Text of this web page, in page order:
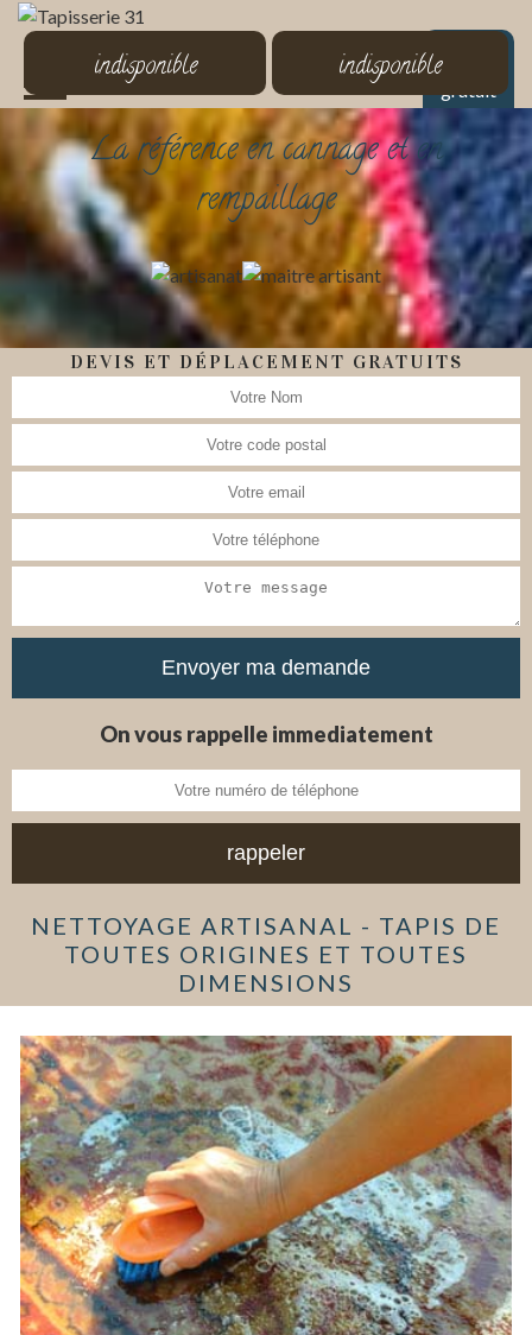
Devis
gratuit
indisponible indisponible
La référence en cannage et en
rempaillage
DEVIS ET DÉPLACEMENT GRATUITS
On vous rappelle immediatement
NETTOYAGE ARTISANAL - TAPIS DE
TOUTES ORIGINES ET TOUTES
DIMENSIONS